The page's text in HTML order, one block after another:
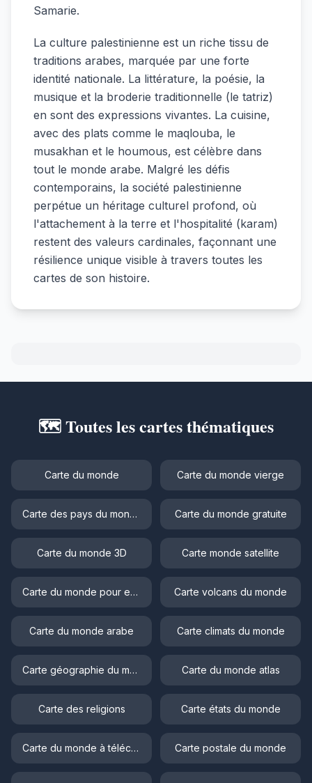
Samarie.
La culture palestinienne est un riche tissu de
traditions arabes, marquée par une forte
identité nationale. La littérature, la poésie, la
musique et la broderie traditionnelle (le tatriz)
en sont des expressions vivantes. La cuisine,
avec des plats comme le maqlouba, le
musakhan et le houmous, est célèbre dans
tout le monde arabe. Malgré les défis
contemporains, la société palestinienne
perpétue un héritage culturel profond, où
l'attachement à la terre et l'hospitalité (karam)
restent des valeurs cardinales, façonnant une
résilience unique visible à travers toutes les
cartes de son histoire.
🗺️ Toutes les cartes thématiques
Carte du monde Carte du monde vierge
Carte des pays du monde Carte du monde gratuite
Carte du monde 3D Carte monde satellite
Carte du monde pour enfant Carte volcans du monde
Carte du monde arabe Carte climats du monde
Carte géographie du monde Carte du monde atlas
Carte des religions Carte états du monde
Carte du monde à télécharger Carte postale du monde